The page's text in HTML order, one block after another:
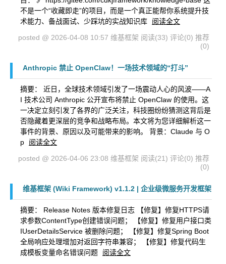
不是一个“收藏即走”的项目，而是一个真正能帮你系统提升技
术能力、备战面试、少踩坑的实战知识库
阅读全文
posted @ 2026-04-08 10:57 维基框架 阅读(33) 评论(0) 推荐
(0)
Anthropic 禁止 OpenClaw！一场技术领域的“打斗”
摘要： 近日，全球技术领域引发了一场震动人心的风波——A
I 技术公司 Anthropic 公开宣布将禁止 OpenClaw 的使用。这
一决定立刻引发了各界的广泛关注，科技圈纷纷猜测这背后是
否隐藏着更深层的竞争和战略布局。本文将为您详细解析这一
事件的背景、原因以及可能带来的影响。 背景：Claude 与 O
p
阅读全文
posted @ 2026-04-06 23:08 维基框架 阅读(21) 评论(0) 推荐
(0)
维基框架 (Wiki Framework) v1.1.2 | 企业级微服务开发框架
摘要： Release Notes 版本修复日志 【修复】修复HTTPS请
求参数ContentType创建错误问题； 【修复】修复用户接口类
IUserDetailsService 被删除问题； 【修复】修复Spring Boot
全局响应处理增加对返回字符串兼容； 【修复】修复代码生
成模板变量命名错误问题
阅读全文